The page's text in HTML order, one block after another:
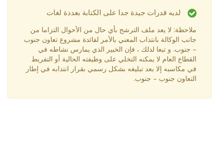
لديه قدرات جيدة جدا على الكتابة بعددة لغات
ملاحظة: لا يعد ملف الترشح بأي حال من الأحوال التزاما من
جانب الوكالة بانتداب المعني بالأمر لفائدة مشروع تعاون جنوب
– جنوب. و تبعا لذلك ، فإن الخبير الذي يمارس نشاطه في
القطاع العام لا يمكنه التخلي على وظيفته الحالية أو التفريط
في مكاسبه إلا بعد تبليغه بشكل رسمي بقرار انتدابه في إطار
التعاون جنوب – جنوب.